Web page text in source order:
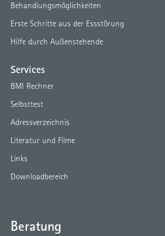
Behandlungsmöglichkeiten
Erste Schritte aus der Essstörung
Hilfe durch Außenstehende
Services
BMI Rechner
Selbsttest
Adressverzeichnis
Literatur und Filme
Links
Downloadbereich
Beratung